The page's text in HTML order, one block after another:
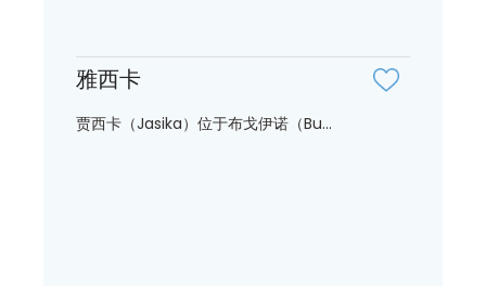
雅西卡
贾西卡（Jasika）位于布戈伊诺（Bu...